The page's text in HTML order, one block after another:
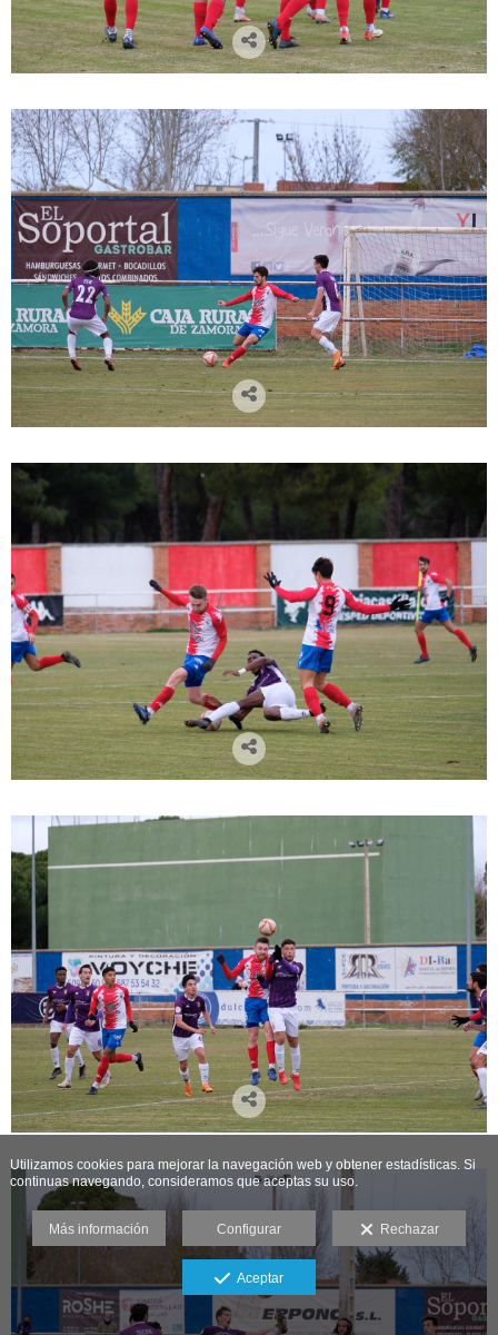
Utilizamos cookies para mejorar la navegación web y obtener estadísticas. Si
continuas navegando, consideramos que aceptas su uso.
Más información Configurar Rechazar
Aceptar